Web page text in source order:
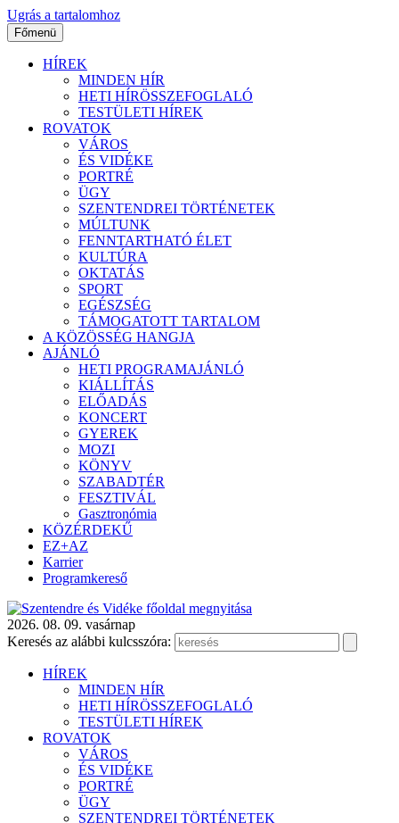
Ugrás a tartalomhoz
Főmenü
HÍREK
MINDEN HÍR
HETI HÍRÖSSZEFOGLALÓ
TESTÜLETI HÍREK
ROVATOK
VÁROS
ÉS VIDÉKE
PORTRÉ
ÜGY
SZENTENDREI TÖRTÉNETEK
MÚLTUNK
FENNTARTHATÓ ÉLET
KULTÚRA
OKTATÁS
SPORT
EGÉSZSÉG
TÁMOGATOTT TARTALOM
A KÖZÖSSÉG HANGJA
AJÁNLÓ
HETI PROGRAMAJÁNLÓ
KIÁLLÍTÁS
ELŐADÁS
KONCERT
GYEREK
MOZI
KÖNYV
SZABADTÉR
FESZTIVÁL
Gasztronómia
KÖZÉRDEKŰ
EZ+AZ
Karrier
Programkereső
2026. 08. 09. vasárnap
Keresés az alábbi kulcsszóra:
HÍREK
MINDEN HÍR
HETI HÍRÖSSZEFOGLALÓ
TESTÜLETI HÍREK
ROVATOK
VÁROS
ÉS VIDÉKE
PORTRÉ
ÜGY
SZENTENDREI TÖRTÉNETEK